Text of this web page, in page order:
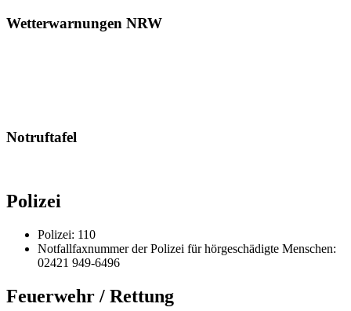
Wetterwarnungen NRW
Notruftafel
Polizei
Polizei: 110
Notfallfaxnummer der Polizei für hörgeschädigte Menschen:
02421 949-6496
Feuerwehr / Rettung